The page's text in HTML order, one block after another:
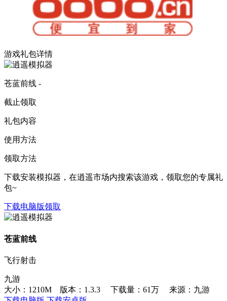
游戏礼包详情
苍蓝前线 -
截止领取
礼包内容
使用方法
领取方法
下载安装模拟器，在逍遥市场内搜索该游戏，领取您的专属礼
包~
下载电脑版领取
苍蓝前线
飞行射击
九游
大小：1210M 版本：1.3.3
下载量：61万
来源：九游